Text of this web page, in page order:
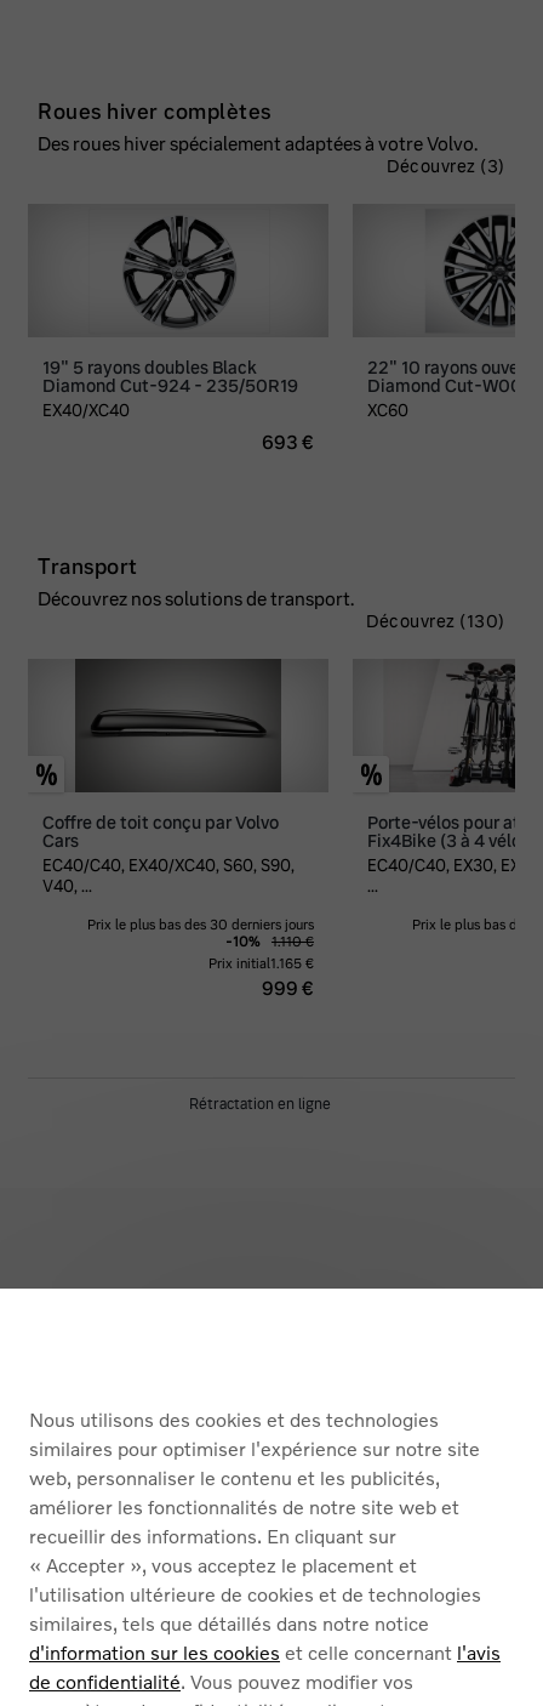
SERVICES
À PROPOS DE NOUS
NederlandsFrançais
Nous utilisons des cookies et des technologies
similaires pour optimiser l'expérience sur notre site
web, personnaliser le contenu et les publicités,
améliorer les fonctionnalités de notre site web et
recueillir des informations. En cliquant sur
« Accepter », vous acceptez le placement et
l'utilisation ultérieure de cookies et de technologies
similaires, tels que détaillés dans notre notice
d'information sur les cookies et celle concernant l'avis
de confidentialité. Vous pouvez modifier vos